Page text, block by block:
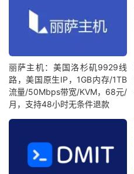
丽萨主机：美国洛杉矶9929线
路，美国原生IP，1GB内存/1TB
流量/50Mbps带宽/KVM，68元/
月，支持48小时无条件退款